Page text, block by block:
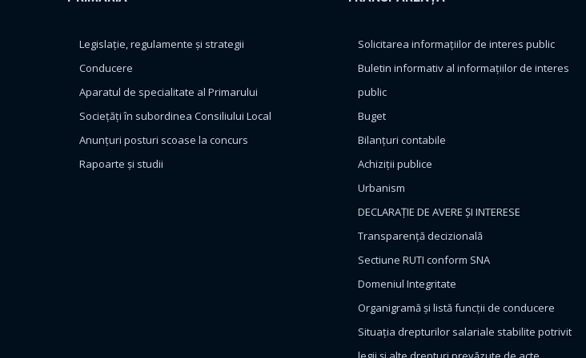
Legislație, regulamente și strategii
Conducere
Aparatul de specialitate al Primarului
Sociețăți în subordinea Consiliului Local
Anunțuri posturi scoase la concurs
Rapoarte și studii
Solicitarea informațiilor de interes public
Buletin informativ al informațiilor de interes
public
Buget
Bilanțuri contabile
Achiziții publice
Urbanism
DECLARAȚIE DE AVERE ȘI INTERESE
Transparență decizională
Sectiune RUTI conform SNA
Domeniul Integritate
Organigramă și listă funcții de conducere
Situația drepturilor salariale stabilite potrivit